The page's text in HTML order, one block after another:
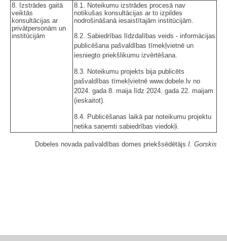
8. Izstrādes gaitā
veiktās
konsultācijas ar
privātpersonām un
institūcijām
8.1. Noteikumu izstrādes procesā nav
notikušas konsultācijas ar to izpildes
nodrošināšanā iesaistītajām institūcijām.
8.2. Sabiedrības līdzdalības veids - informācijas
publicēšana pašvaldības tīmekļvietnē un
iesniegto priekšlikumu izvērtēšana.
8.3. Noteikumu projekts bija publicēts
pašvaldības tīmekļvietnē www.dobele.lv no
2024. gada 8. maija līdz 2024. gada 22. maijam
(ieskaitot).
8.4. Publicēšanas laikā par noteikumu projektu
netika saņemti sabiedrības viedokļi.
Dobeles novada pašvaldības domes priekšsēdētājs I. Gorskis